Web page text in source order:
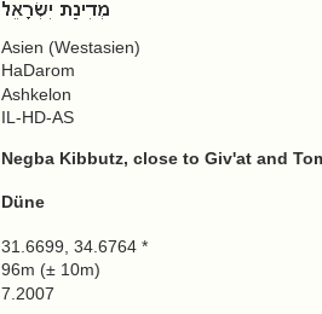
Asien (Westasien)
HaDarom
Ashkelon
IL-HD-AS
Negba Kibbutz, close to Giv'at and
Düne
31.6699, 34.6764 *
96m (± 10m)
7.2007